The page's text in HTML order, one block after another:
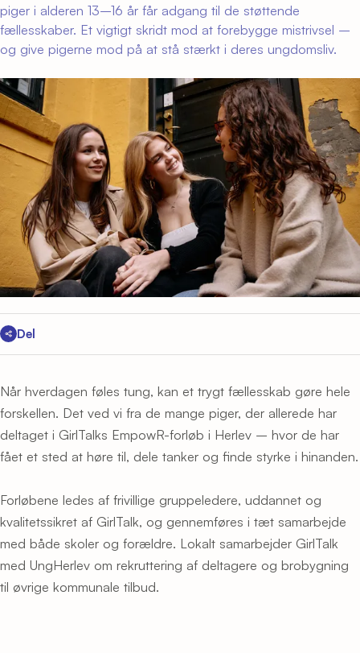
piger i alderen 13–16 år får adgang til de støttende
fællesskaber. Et vigtigt skridt mod at forebygge mistrivsel –
og give pigerne mod på at stå stærkt i deres ungdomsliv.
Del
Når hverdagen føles tung, kan et trygt fællesskab gøre hele
forskellen. Det ved vi fra de mange piger, der allerede har
deltaget i GirlTalks EmpowR-forløb i Herlev – hvor de har
fået et sted at høre til, dele tanker og finde styrke i hinanden.
Forløbene ledes af frivillige gruppeledere, uddannet og
kvalitetssikret af GirlTalk, og gennemføres i tæt samarbejde
med både skoler og forældre. Lokalt samarbejder GirlTalk
med UngHerlev om rekruttering af deltagere og brobygning
til øvrige kommunale tilbud.